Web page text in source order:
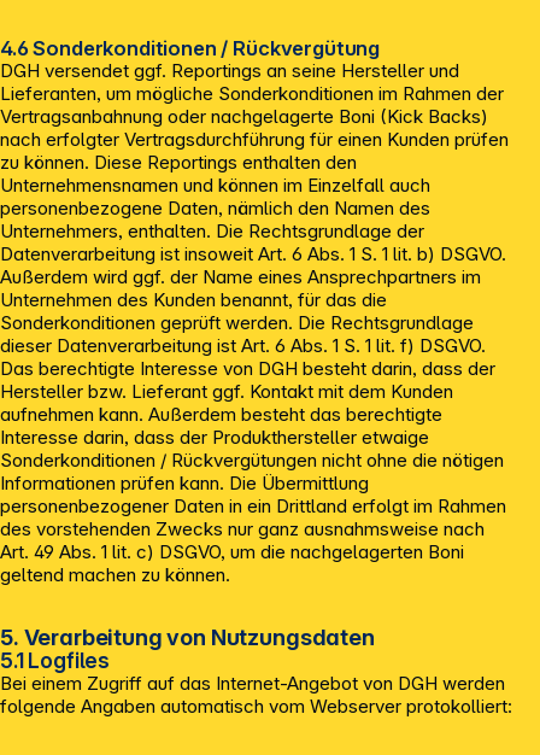
4.6 Sonderkonditionen / Rückvergütung
DGH versendet ggf. Reportings an seine Hersteller und
Lieferanten, um mögliche Sonderkonditionen im Rahmen der
Vertragsanbahnung oder nachgelagerte Boni (Kick Backs)
nach erfolgter Vertragsdurchführung für einen Kunden prüfen
zu können. Diese Reportings enthalten den
Unternehmensnamen und können im Einzelfall auch
personenbezogene Daten, nämlich den Namen des
Unternehmers, enthalten. Die Rechtsgrundlage der
Datenverarbeitung ist insoweit Art. 6 Abs. 1 S. 1 lit. b) DSGVO.
Außerdem wird ggf. der Name eines Ansprechpartners im
Unternehmen des Kunden benannt, für das die
Sonderkonditionen geprüft werden. Die Rechtsgrundlage
dieser Datenverarbeitung ist Art. 6 Abs. 1 S. 1 lit. f) DSGVO.
Das berechtigte Interesse von DGH besteht darin, dass der
Hersteller bzw. Lieferant ggf. Kontakt mit dem Kunden
aufnehmen kann. Außerdem besteht das berechtigte
Interesse darin, dass der Produkthersteller etwaige
Sonderkonditionen / Rückvergütungen nicht ohne die nötigen
Informationen prüfen kann. Die Übermittlung
personenbezogener Daten in ein Drittland erfolgt im Rahmen
des vorstehenden Zwecks nur ganz ausnahmsweise nach
Art. 49 Abs. 1 lit. c) DSGVO, um die nachgelagerten Boni
geltend machen zu können.
5. Verarbeitung von Nutzungsdaten
5.1 Logfiles
Bei einem Zugriff auf das Internet-Angebot von DGH werden
folgende Angaben automatisch vom Webserver protokolliert: